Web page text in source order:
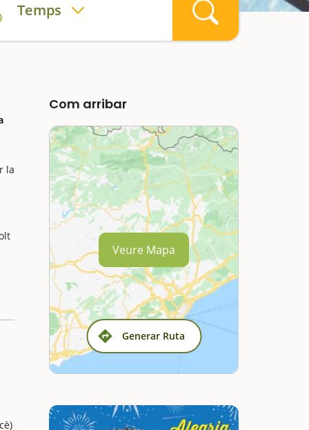
Temps
la
Com arribar
Generar Ruta
Veure Mapa